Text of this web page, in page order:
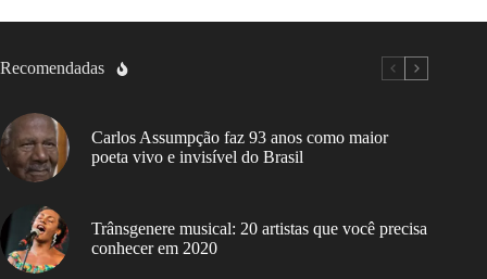
Recomendadas
Carlos Assumpção faz 93 anos como maior
poeta vivo e invisível do Brasil
Trânsgenere musical: 20 artistas que você precisa
conhecer em 2020